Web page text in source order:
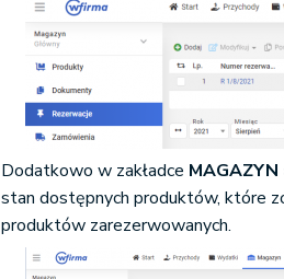
Dodatkowo w zakładce MAGAZYN
stan dostępnych produktów, które
produktów zarezerwowanych.